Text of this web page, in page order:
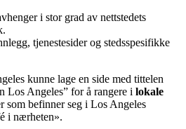
i stor grad av nettstedets
tjenestesider og stedsspesifikke
kunne lage en side med tittelen
Los Angeles” for å rangere i lokale
som befinner seg i Los Angeles
i nærheten».